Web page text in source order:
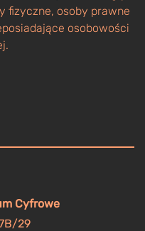
fizyczne, osoby prawne
osobowości
Cyfrowe
29